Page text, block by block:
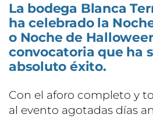
La bodega Blanca
ha celebrado la
o Noche de
convocatoria que ha
absoluto éxito.
Con el aforo completo y
al evento agotadas días